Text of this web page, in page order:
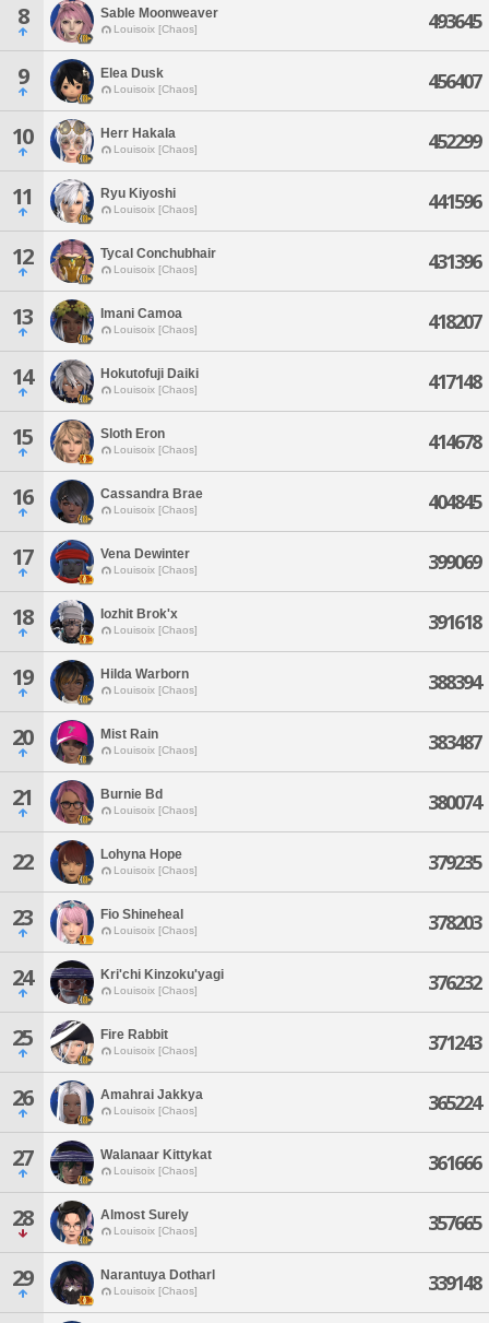
8 Sable Moonweaver
Louisoix [Chaos] 493645
9 Elea Dusk
Louisoix [Chaos] 456407
10 Herr Hakala
Louisoix [Chaos] 452299
11 Ryu Kiyoshi
Louisoix [Chaos] 441596
12 Tycal Conchubhair
Louisoix [Chaos] 431396
13 Imani Camoa
Louisoix [Chaos] 418207
14 Hokutofuji Daiki
Louisoix [Chaos] 417148
15 Sloth Eron
Louisoix [Chaos] 414678
16 Cassandra Brae
Louisoix [Chaos] 404845
17 Vena Dewinter
Louisoix [Chaos] 399069
18 Iozhit Brok'x
Louisoix [Chaos] 391618
19 Hilda Warborn
Louisoix [Chaos] 388394
20 Mist Rain
Louisoix [Chaos] 383487
21 Burnie Bd
Louisoix [Chaos] 380074
22 Lohyna Hope
Louisoix [Chaos] 379235
23 Fio Shineheal
Louisoix [Chaos] 378203
24 Kri'chi Kinzoku'yagi
Louisoix [Chaos] 376232
25 Fire Rabbit
Louisoix [Chaos] 371243
26 Amahrai Jakkya
Louisoix [Chaos] 365224
27 Walanaar Kittykat
Louisoix [Chaos] 361666
28 Almost Surely
Louisoix [Chaos] 357665
29 Narantuya Dotharl
Louisoix [Chaos] 339148